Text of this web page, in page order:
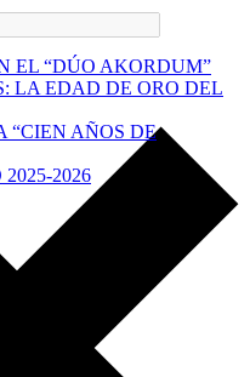
EL “DÚO AKORDUM”
LA EDAD DE ORO DEL
“CIEN AÑOS DE
2026